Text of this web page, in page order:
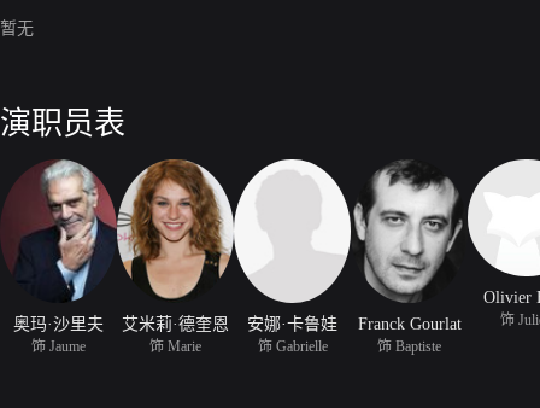
暂无
演职员表
奥玛·沙里夫
饰 Jaume
艾米莉·德奎恩
饰 Marie
安娜·卡鲁娃
饰 Gabrielle
Franck Gourlat
饰 Baptiste
Olivier
饰